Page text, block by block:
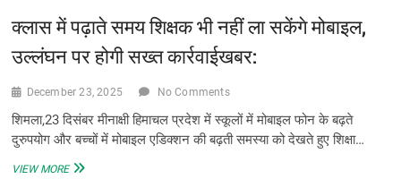
सिंह
नेगी
क्लास में पढ़ाते समय शिक्षक भी नहीं ला सकेंगे मोबाइल,
उल्लंघन पर होगी सख्त कार्रवाईखबर:
December 23, 2025 No Comments
शिमला,23 दिसंबर मीनाक्षी हिमाचल प्रदेश में स्कूलों में मोबाइल फोन के बढ़ते
दुरुपयोग और बच्चों में मोबाइल एडिक्शन की बढ़ती समस्या को देखते हुए शिक्षा…
VIEW MOREक्लास